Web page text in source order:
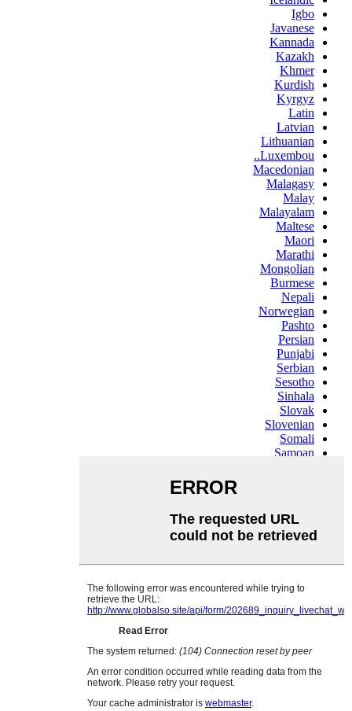
Igbo
Javanese
Kannada
Kazakh
Khmer
Kurdish
Kyrgyz
Latin
Latvian
Lithuanian
Luxembou..
Macedonian
Malagasy
Malay
Malayalam
Maltese
Maori
Marathi
Mongolian
Burmese
Nepali
Norwegian
Pashto
Persian
Punjabi
Serbian
Sesotho
Sinhala
Slovak
Slovenian
Somali
Samoan
Swahili
Tajik
Telugu
Ukrainian
Urdu
Welsh
Xhosa
Yiddish